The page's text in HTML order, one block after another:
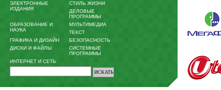
ЭЛЕКТРОННЫЕ
ИЗДАНИЯ
СТИЛЬ ЖИЗНИ
ДЕЛОВЫЕ
ПРОГРАММЫ
ОБРАЗОВАНИЕ И
НАУКА
МУЛЬТИМЕДИА
ТЕКСТ
ГРАФИКА И ДИЗАЙН
БЕЗОПАСНОСТЬ
ДИСКИ И ФАЙЛЫ
СИСТЕМНЫЕ
ПРОГРАММЫ
ИНТЕРНЕТ И СЕТЬ